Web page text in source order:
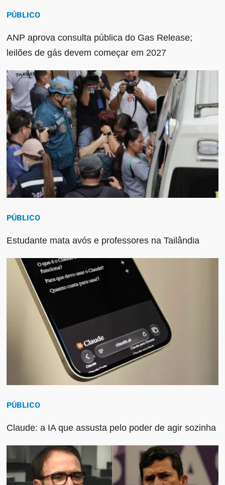
PÚBLICO
ANP aprova consulta pública do Gas Release;
leilões de gás devem começar em 2027
PÚBLICO
Estudante mata avós e professores na Tailândia
PÚBLICO
Claude: a IA que assusta pelo poder de agir sozinha